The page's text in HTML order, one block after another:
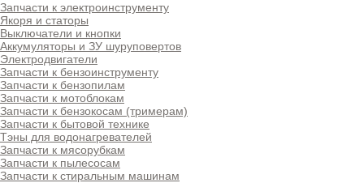
Запчасти к электроинструменту
Якоря и статоры
Выключатели и кнопки
Аккумуляторы и ЗУ шуруповертов
Электродвигатели
Запчасти к бензоинструменту
Запчасти к бензопилам
Запчасти к мотоблокам
Запчасти к бензокосам (тримерам)
Запчасти к бытовой технике
Тэны для водонагревателей
Запчасти к мясорубкам
Запчасти к пылесосам
Запчасти к стиральным машинам